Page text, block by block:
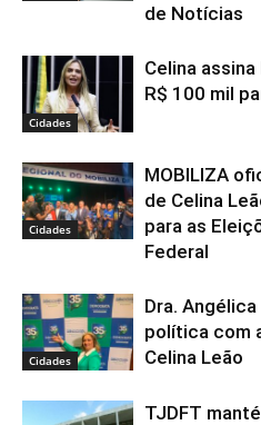
de Notícias
Cidades
Celina
R$ 100 mil
Cidades
MOBILIZA
de Celina
para as
Federal
Cidades
Dra.
política com
Celina Leão
TJDFT